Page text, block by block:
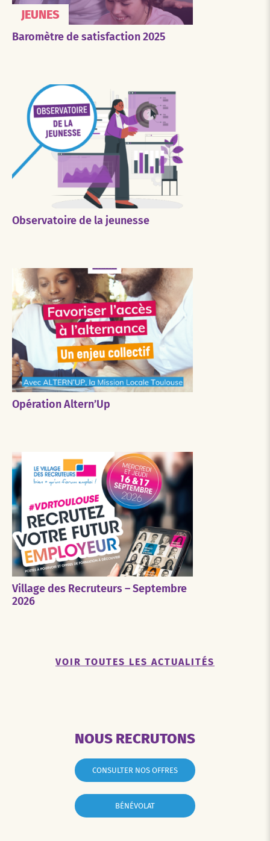
JEUNES
Baromètre de satisfaction 2025
Observatoire de la jeunesse
Opération Altern’Up
Village des Recruteurs – Septembre
2026
VOIR TOUTES LES ACTUALITÉS
NOUS RECRUTONS
CONSULTER NOS OFFRES
BÉNÉVOLAT